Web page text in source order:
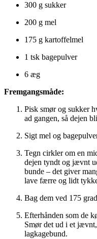
300 g sukker
200 g mel
175 g kartoffelmel
1 tsk bagepulver
6 æg
Fremgangsmåde:
Pisk smør og sukker
ad gangen, så dejen
Sigt mel og
Tegn cirkler om en
dejen tyndt og jævnt
bunde – det giver
lave færre og lidt
Bag dem ved 175
Efterhånden som de
Smør det ud i et
lagkagebund.